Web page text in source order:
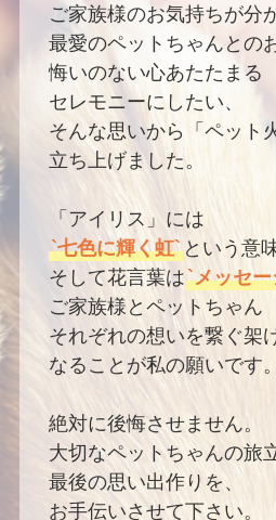
ご家族様のお気持ちが分
最愛のペットちゃんとの
悔いのない心あたたまる
セレモニーにしたい、
そんな思いから「ペット
立ち上げました。
「アイリス」には
`七色に輝く虹`という意
そして花言葉は`メッセー
ご家族様とペットちゃん
それぞれの想いを繋ぐ架
なることが私の願いです。
絶対に後悔させません。
大切なペットちゃんの旅
最後の思い出作りを、
お手伝いさせて下さい。